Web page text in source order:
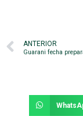
ANTERIOR